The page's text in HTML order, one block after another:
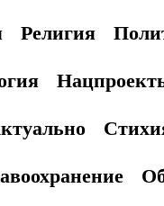
Религия